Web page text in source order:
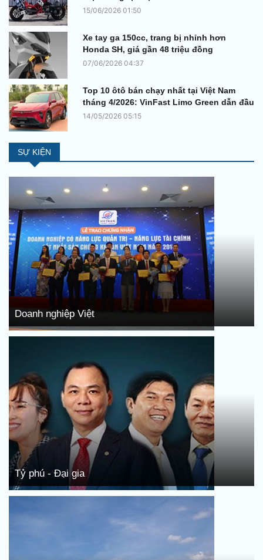
15/06/2026 01:50
Xe tay ga 150cc, trang bị nhỉnh hơn
Honda SH, giá gần 48 triệu đồng
07/06/2026 04:37
Top 10 ôtô bán chạy nhất tại Việt Nam
tháng 4/2026: VinFast Limo Green dẫn đầu
14/05/2026 05:15
SỰ KIỆN
Doanh nghiệp Việt
Tỷ phú - Đại gia